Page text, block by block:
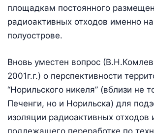
площадкам постоянного
радиоактивных отходов именно
полуострове.
Вновь уместен вопрос
2001г.г.) о перспективности
“Норильского никеля” (вблизи не
Печенги, но и Норильска) для
изоляции радиоактивных отходов